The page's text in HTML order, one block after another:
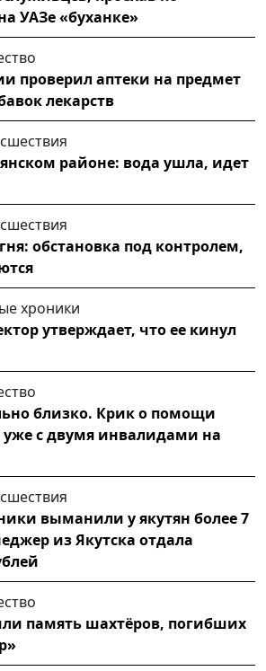
УАЗе «буханке»
проверил аптеки на предмет
лекарств
районе: вода ушла, идет
обстановка под контролем,
хроники
утверждает, что ее кинул
близко. Крик о помощи
уже с двумя инвалидами на
выманили у якутян более 7
из Якутска отдала
память шахтёров, погибших